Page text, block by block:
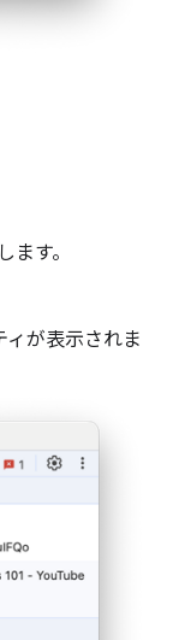
ます。
が表示されま